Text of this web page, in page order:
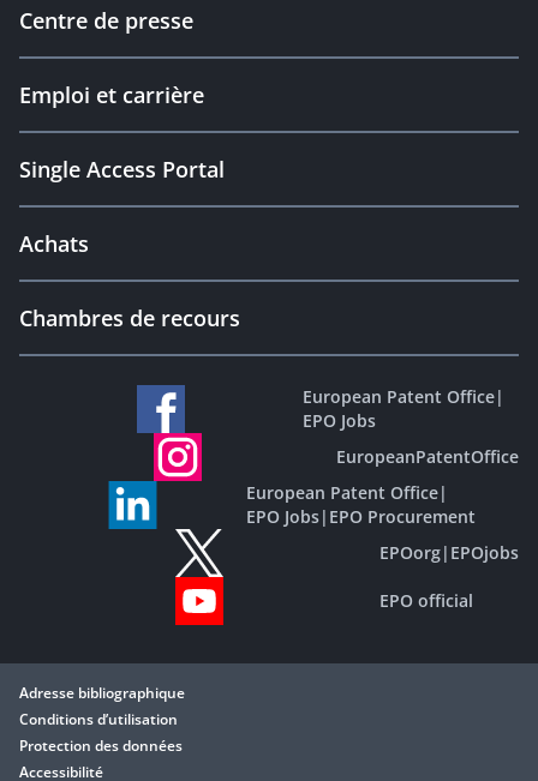
Centre de presse
Emploi et carrière
Single Access Portal
Achats
Chambres de recours
European Patent Office|
EPO Jobs
EuropeanPatentOffice
European Patent Office|
EPO Jobs| EPO Procurement
EPOorg| EPOjobs
EPO official
Adresse bibliographique
Conditions d’utilisation
Protection des données
Accessibilité